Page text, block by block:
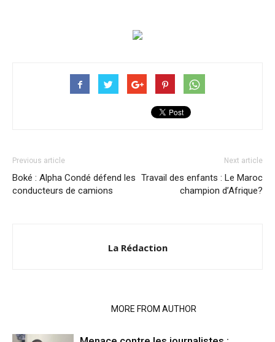
Previous article
Boké : Alpha Condé défend les
conducteurs de camions
Next article
Travail des enfants : Le Maroc
champion d’Afrique?
La Rédaction
MORE FROM AUTHOR